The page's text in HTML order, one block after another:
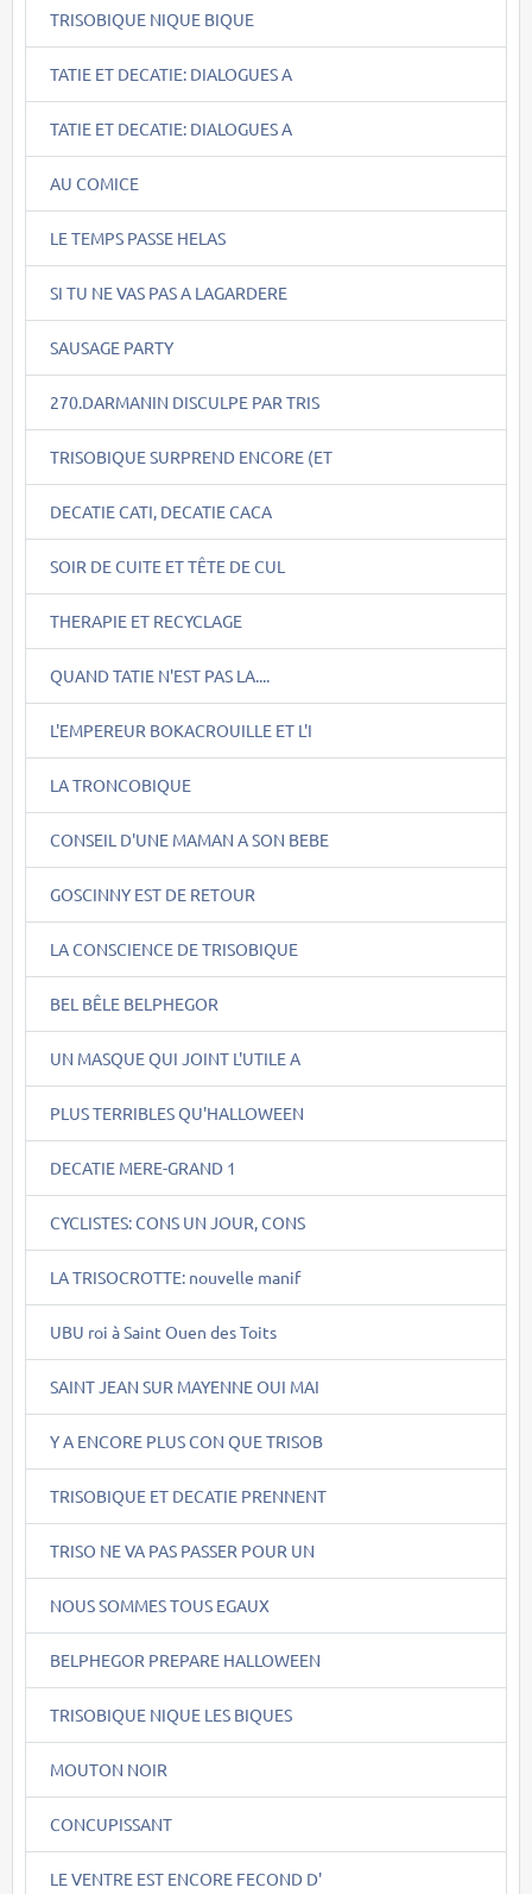
TRISOBIQUE NIQUE BIQUE
TATIE ET DECATIE: DIALOGUES A
TATIE ET DECATIE: DIALOGUES A
AU COMICE
LE TEMPS PASSE HELAS
SI TU NE VAS PAS A LAGARDERE
SAUSAGE PARTY
270.DARMANIN DISCULPE PAR TRIS
TRISOBIQUE SURPREND ENCORE (ET
DECATIE CATI, DECATIE CACA
SOIR DE CUITE ET TÊTE DE CUL
THERAPIE ET RECYCLAGE
QUAND TATIE N'EST PAS LA....
L'EMPEREUR BOKACROUILLE ET L'I
LA TRONCOBIQUE
CONSEIL D'UNE MAMAN A SON BEBE
GOSCINNY EST DE RETOUR
LA CONSCIENCE DE TRISOBIQUE
BEL BÊLE BELPHEGOR
UN MASQUE QUI JOINT L'UTILE A
PLUS TERRIBLES QU'HALLOWEEN
DECATIE MERE-GRAND 1
CYCLISTES: CONS UN JOUR, CONS
LA TRISOCROTTE: nouvelle manif
UBU roi à Saint Ouen des Toits
SAINT JEAN SUR MAYENNE OUI MAI
Y A ENCORE PLUS CON QUE TRISOB
TRISOBIQUE ET DECATIE PRENNENT
TRISO NE VA PAS PASSER POUR UN
NOUS SOMMES TOUS EGAUX
BELPHEGOR PREPARE HALLOWEEN
TRISOBIQUE NIQUE LES BIQUES
MOUTON NOIR
CONCUPISSANT
LE VENTRE EST ENCORE FECOND D'